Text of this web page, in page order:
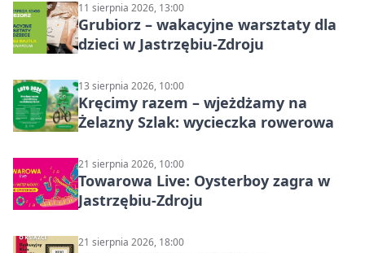
11 sierpnia 2026, 13:00
Grubiorz – wakacyjne warsztaty dla
dzieci w Jastrzębiu-Zdroju
13 sierpnia 2026, 10:00
Kręcimy razem – wjeżdżamy na
Żelazny Szlak: wycieczka rowerowa
21 sierpnia 2026, 10:00
Towarowa Live: Oysterboy zagra w
Jastrzębiu-Zdroju
21 sierpnia 2026, 18:00